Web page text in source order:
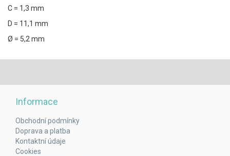
C = 1,3 mm
D = 11,1 mm
Ø = 5,2 mm
Informace
Obchodní podmínky
Doprava a platba
Kontaktní údaje
Cookies